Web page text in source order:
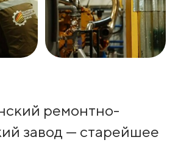
ремонтно-
завод — старейшее